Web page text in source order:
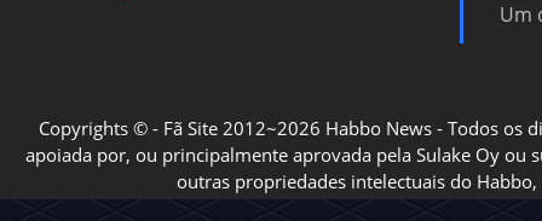
Um
Copyrights © - Fã Site 2012~2026 Habbo News - Todos os
apoiada por, ou principalmente aprovada pela Sulake Oy ou
outras propriedades intelectuais do